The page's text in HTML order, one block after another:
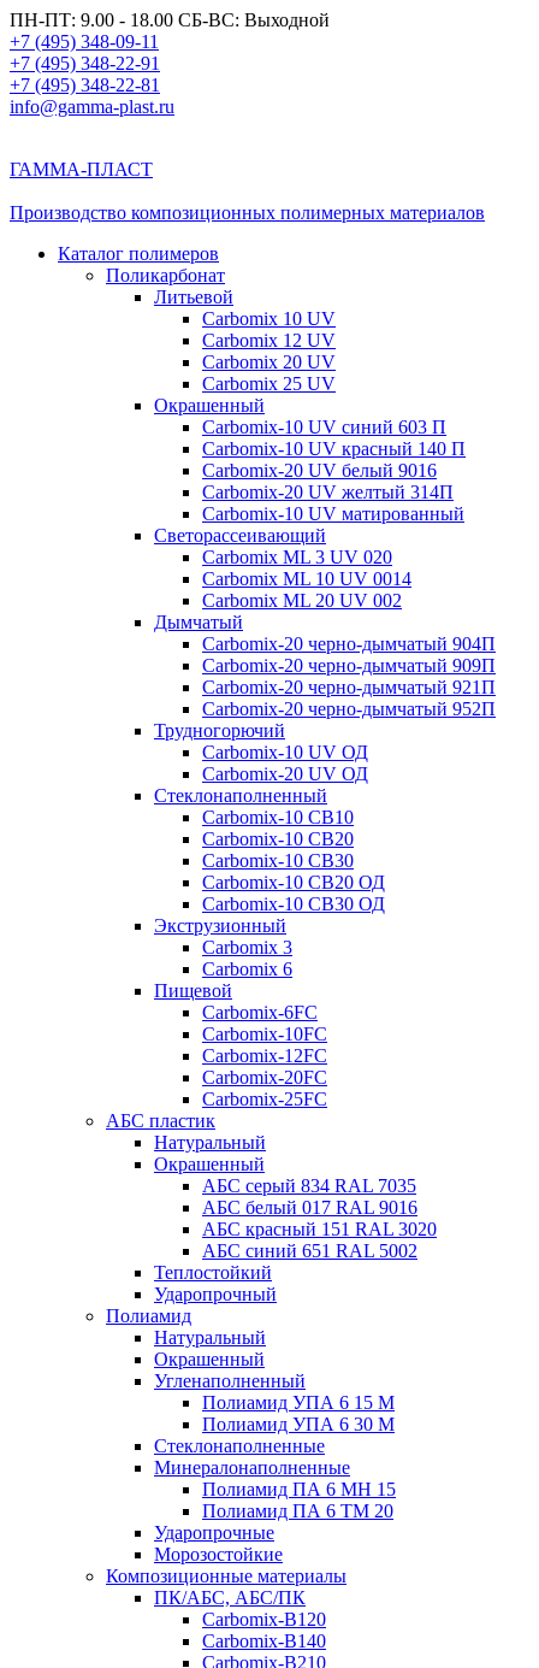
ПН-ПТ: 9.00 - 18.00 СБ-ВС: Выходной
+7 (495) 348-09-11
+7 (495) 348-22-91
+7 (495) 348-22-81
info@gamma-plast.ru
ГАММА-ПЛАСТ
Производство композиционных полимерных материалов
Каталог полимеров
Поликарбонат
Литьевой
Carbomix 10 UV
Carbomix 12 UV
Carbomix 20 UV
Carbomix 25 UV
Окрашенный
Carbomix-10 UV синий 603 П
Carbomix-10 UV красный 140 П
Carbomix-20 UV белый 9016
Carbomix-20 UV желтый 314П
Carbomix-10 UV матированный
Светорассеивающий
Carbomix ML 3 UV 020
Carbomix ML 10 UV 0014
Carbomix ML 20 UV 002
Дымчатый
Carbomix-20 черно-дымчатый 904П
Carbomix-20 черно-дымчатый 909П
Carbomix-20 черно-дымчатый 921П
Carbomix-20 черно-дымчатый 952П
Трудногорючий
Carbomix-10 UV ОД
Carbomix-20 UV ОД
Стеклонаполненный
Carbomix-10 СВ10
Carbomix-10 СВ20
Carbomix-10 СВ30
Carbomix-10 СВ20 ОД
Carbomix-10 СВ30 ОД
Экструзионный
Carbomix 3
Carbomix 6
Пищевой
Carbomix-6FC
Carbomix-10FC
Carbomix-12FC
Carbomix-20FC
Carbomix-25FC
АБС пластик
Натуральный
Окрашенный
АБС серый 834 RAL 7035
АБС белый 017 RAL 9016
АБС красный 151 RAL 3020
АБС синий 651 RAL 5002
Теплостойкий
Ударопрочный
Полиамид
Натуральный
Окрашенный
Угленаполненный
Полиамид УПА 6 15 М
Полиамид УПА 6 30 М
Стеклонаполненные
Минералонаполненные
Полиамид ПА 6 МН 15
Полиамид ПА 6 ТМ 20
Ударопрочные
Морозостойкие
Композиционные материалы
ПК/АБС, АБС/ПК
Carbomix-В120
Carbomix-В140
Carbomix-В210